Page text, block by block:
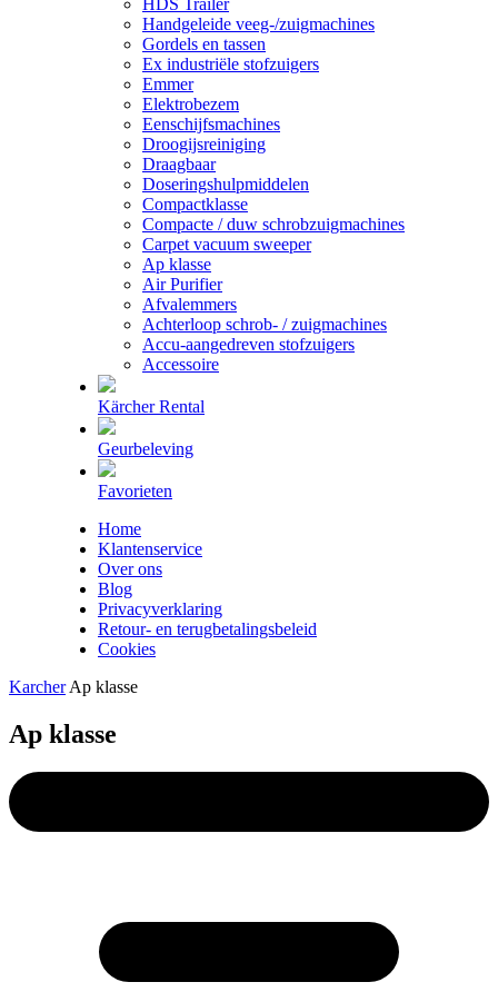
Handgeleide veeg-/zuigmachines
Gordels en tassen
Ex industriële stofzuigers
Emmer
Elektrobezem
Eenschijfsmachines
Droogijsreiniging
Draagbaar
Doseringshulpmiddelen
Compactklasse
Compacte / duw schrobzuigmachines
Carpet vacuum sweeper
Ap klasse
Air Purifier
Afvalemmers
Achterloop schrob- / zuigmachines
Accu-aangedreven stofzuigers
Accessoire
Kärcher Rental
Geurbeleving
Favorieten
Home
Klantenservice
Over ons
Blog
Privacyverklaring
Retour- en terugbetalingsbeleid
Cookies
Karcher Ap klasse
Ap klasse